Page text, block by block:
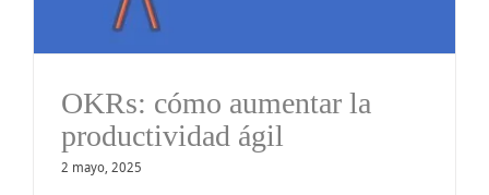
OKRs: cómo aumentar la
productividad ágil
2 mayo, 2025